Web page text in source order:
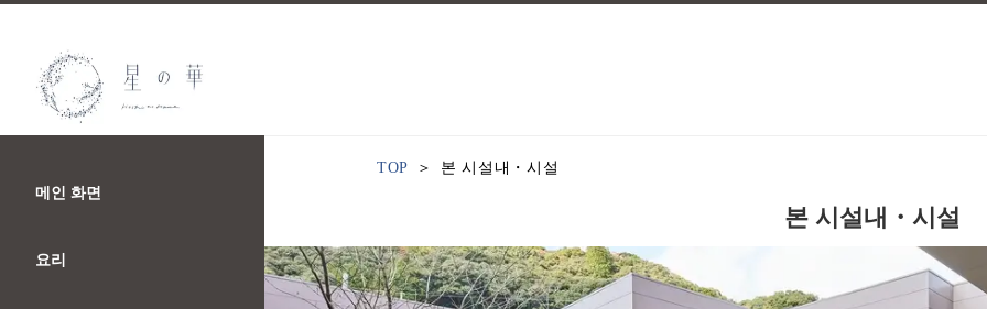
메인 화면
요리
TOP 본 시설내・시설
본 시설내・시설